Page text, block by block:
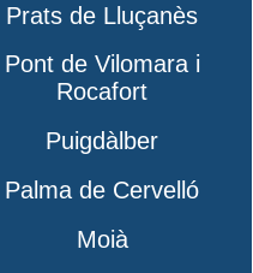
Prats de Lluçanès
Pont de Vilomara i
Rocafort
Puigdàlber
Palma de Cervelló
Moià